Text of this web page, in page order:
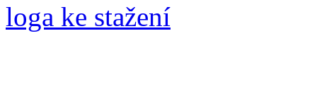
loga ke stažení